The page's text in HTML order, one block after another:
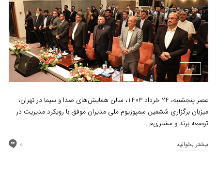
اخبار
عصر پنجشنبه، 24 خرداد 1403، سالن همایش‌های صدا و سیما در تهران،
میزبان برگزاری ششمین سمپوزیوم ملی مدیران موفق با رویکرد مدیریت در
توسعه برند و مشتری‌م...
بیشتر بخوانید 0